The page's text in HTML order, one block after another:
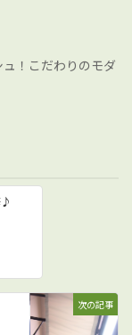
！こだわりのモダ
♪
次の記事